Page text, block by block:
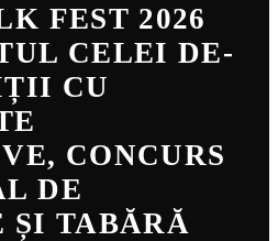
FEST 2026
CELEI DE-
CU
CONCURS
DE
ȘI TABĂRĂ